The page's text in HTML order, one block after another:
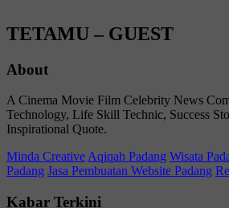
TETAMU – GUEST
About
A Cinema Movie Film Celebrity News
Technology, Life Skill Technic, Success
Inspirational Quote.
Minda Creative Aqiqah Padang Wisata
Padang Jasa Pembuatan Website Padang
Kabar Terkini